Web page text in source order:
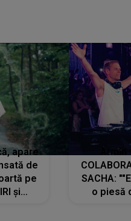
apare
de
pe
și
SACHA:
o piesă